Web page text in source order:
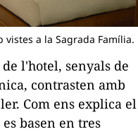
a la Sagrada Família.
l'hotel, senyals de
contrasten amb
Com ens explica el
es basen en tres